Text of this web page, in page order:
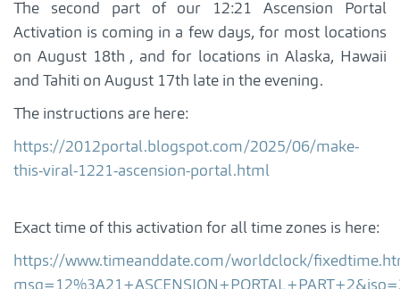
The second part of our 12:21 Ascension Portal
Activation is coming in a few days, for most locations
on August 18th , and for locations in Alaska, Hawaii
and Tahiti on August 17th late in the evening.
The instructions are here:
https://2012portal.blogspot.com/2025/06/make-
this-viral-1221-ascension-portal.html
Exact time of this activation for all time zones is here:
https://www.timeanddate.com/worldclock/